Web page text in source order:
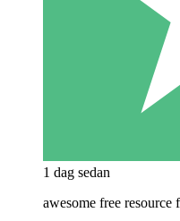
1 dag sedan
awesome free resource